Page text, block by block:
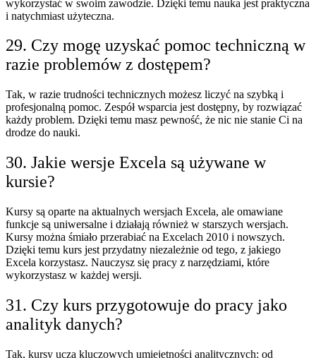
wykorzystać w swoim zawodzie. Dzięki temu nauka jest praktyczna
i natychmiast użyteczna.
29. Czy mogę uzyskać pomoc techniczną w
razie problemów z dostępem?
Tak, w razie trudności technicznych możesz liczyć na szybką i
profesjonalną pomoc. Zespół wsparcia jest dostępny, by rozwiązać
każdy problem. Dzięki temu masz pewność, że nic nie stanie Ci na
drodze do nauki.
30. Jakie wersje Excela są używane w
kursie?
Kursy są oparte na aktualnych wersjach Excela, ale omawiane
funkcje są uniwersalne i działają również w starszych wersjach.
Kursy można śmiało przerabiać na Excelach 2010 i nowszych.
Dzięki temu kurs jest przydatny niezależnie od tego, z jakiego
Excela korzystasz. Nauczysz się pracy z narzędziami, które
wykorzystasz w każdej wersji.
31. Czy kurs przygotowuje do pracy jako
analityk danych?
Tak, kursy uczą kluczowych umiejętności analitycznych: od